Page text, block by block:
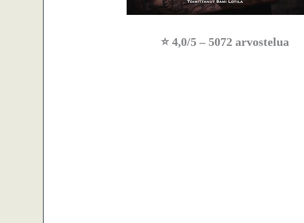
⭐ 4,0/5 – 5072 arvostelua